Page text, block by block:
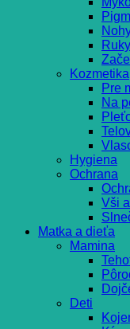
Kozmetika
Pre
Na
Hygiena
Ochrana
Vši
Matka a dieťa
Mamina
Deti